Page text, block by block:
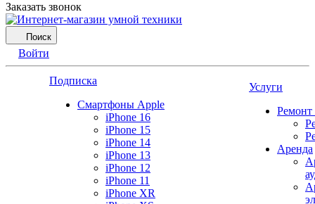
Заказать звонок
Поиск
Войти
Подписка
Смартфоны Apple
iPhone 16
iPhone 15
iPhone 14
iPhone 13
iPhone 12
iPhone 11
iPhone XR
Услуги
Ремонт
Аренда